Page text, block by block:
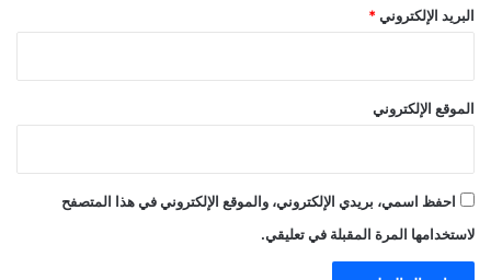
البريد الإلكتروني *
الموقع الإلكتروني
احفظ اسمي، بريدي الإلكتروني، والموقع الإلكتروني في هذا المتصفح
لاستخدامها المرة المقبلة في تعليقي.